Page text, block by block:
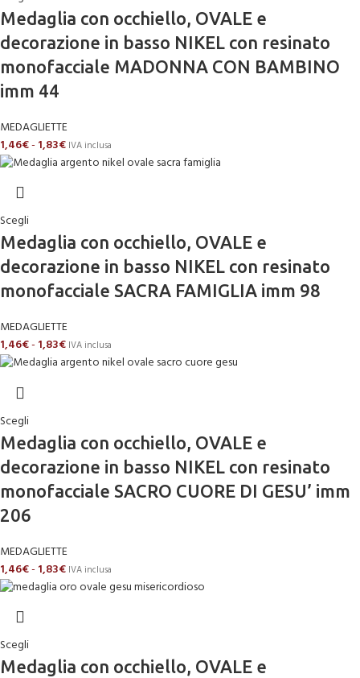
Medaglia con occhiello, OVALE e
decorazione in basso NIKEL con resinato
monofacciale MADONNA CON BAMBINO
imm 44
MEDAGLIETTE
1,46€- 1,83€ IVA inclusa
Scegli
Medaglia con occhiello, OVALE e
decorazione in basso NIKEL con resinato
monofacciale SACRA FAMIGLIA imm 98
MEDAGLIETTE
1,46€- 1,83€ IVA inclusa
Scegli
Medaglia con occhiello, OVALE e
decorazione in basso NIKEL con resinato
monofacciale SACRO CUORE DI GESU’ imm
206
MEDAGLIETTE
1,46€- 1,83€ IVA inclusa
Scegli
Medaglia con occhiello, OVALE e